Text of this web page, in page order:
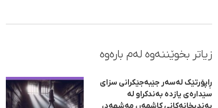
زیاتر بخوێننەوە لەم بارەوە
ڕاپۆرتێک لەسەر جێبەجێکرانی سزای
سێدارەی یازدە بەندکراو لە